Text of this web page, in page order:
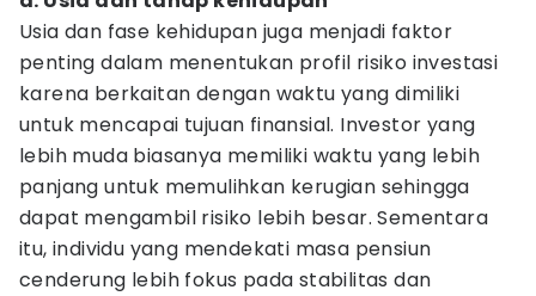
Usia dan fase kehidupan juga menjadi faktor
penting dalam menentukan profil risiko investasi
karena berkaitan dengan waktu yang dimiliki
untuk mencapai tujuan finansial. Investor yang
lebih muda biasanya memiliki waktu yang lebih
panjang untuk memulihkan kerugian sehingga
dapat mengambil risiko lebih besar. Sementara
itu, individu yang mendekati masa pensiun
cenderung lebih fokus pada stabilitas dan